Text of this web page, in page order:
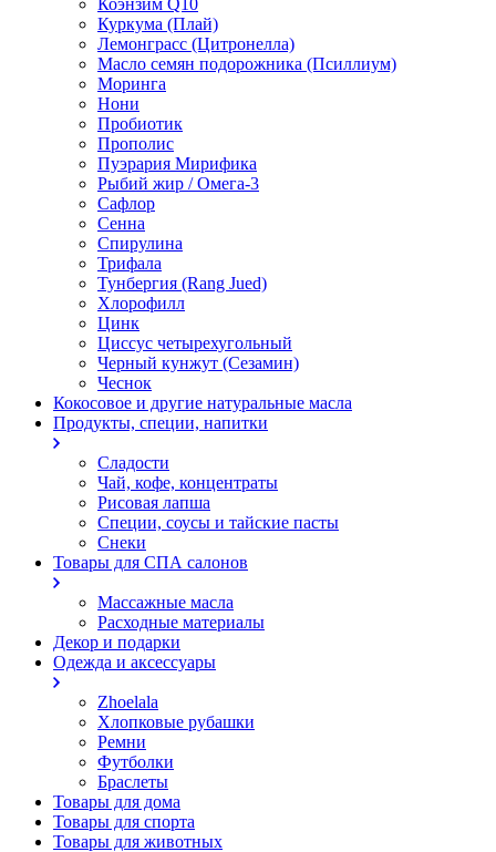
Коэнзим Q10
Куркума (Плай)
Лемонграсс (Цитронелла)
Масло семян подорожника (Псиллиум)
Моринга
Нони
Пробиотик
Прополис
Пуэрария Мирифика
Рыбий жир / Омега-3
Сафлор
Сенна
Спирулина
Трифала
Тунбергия (Rang Jued)
Хлорофилл
Цинк
Циссус четырехугольный
Черный кунжут (Сезамин)
Чеснок
Кокосовое и другие натуральные масла
Продукты, специи, напитки
Сладости
Чай, кофе, концентраты
Рисовая лапша
Специи, соусы и тайские пасты
Снеки
Товары для СПА салонов
Массажные масла
Расходные материалы
Декор и подарки
Одежда и аксессуары
Zhoelala
Хлопковые рубашки
Ремни
Футболки
Браслеты
Товары для дома
Товары для спорта
Товары для животных